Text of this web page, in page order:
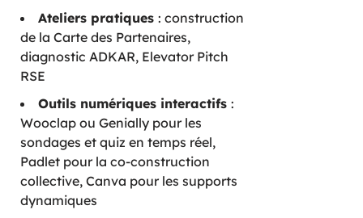
Ateliers pratiques : construction
de la Carte des Partenaires,
diagnostic ADKAR, Elevator Pitch
RSE
Outils numériques interactifs :
Wooclap ou Genially pour les
sondages et quiz en temps réel,
Padlet pour la co-construction
collective, Canva pour les supports
dynamiques